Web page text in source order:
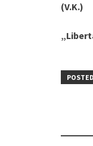
(V.K.)